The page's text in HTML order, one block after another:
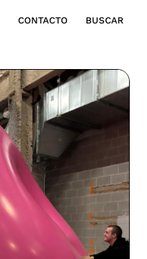
CONTACTO BUSCAR